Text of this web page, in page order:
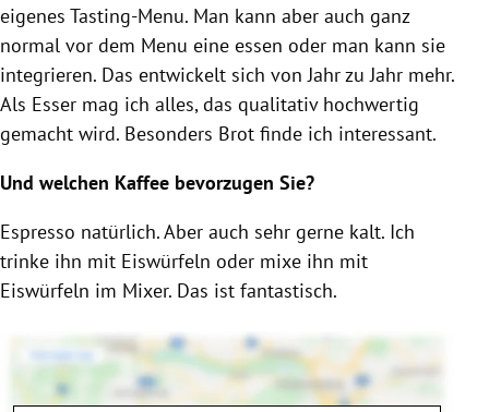
eigenes Tasting-Menu. Man kann aber auch ganz
normal vor dem Menu eine essen oder man kann sie
integrieren. Das entwickelt sich von Jahr zu Jahr mehr.
Als Esser mag ich alles, das qualitativ hochwertig
gemacht wird. Besonders Brot finde ich interessant.
Und welchen Kaffee bevorzugen Sie?
Espresso natürlich. Aber auch sehr gerne kalt. Ich
trinke ihn mit Eiswürfeln oder mixe ihn mit
Eiswürfeln im Mixer. Das ist fantastisch.